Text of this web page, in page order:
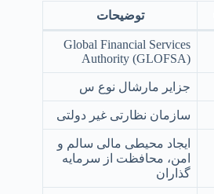
توضیحات
Global Financial Services
Authority (GLOFSA)
جزایر مارشال نوع س
سازمان نظارتی غیر دولتی
ایجاد محیطی مالی سالم و
امن، محافظت از سرمایه
گذاران